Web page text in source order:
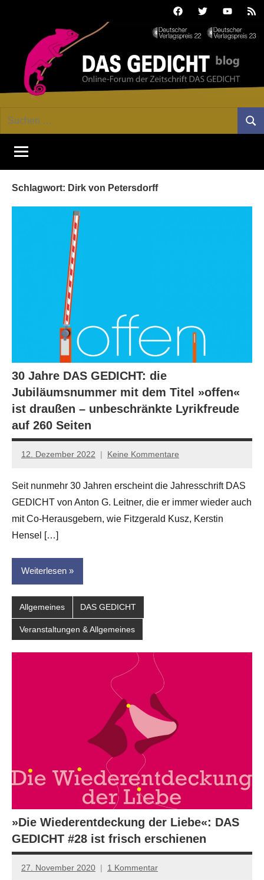
FacebookTwitterYoutube
GEDICHT
blog
Forum
von
DAS
Suchen
Schlagwort: Dirk von Petersdorff
30 Jahre DAS GEDICHT: die
Jubiläumsnummer mit dem Titel »offen«
ist draußen – unbeschränkte Lyrikfreude
auf 260 Seiten
12. Dezember 2022
Jan-
Hornauer
für
dasgedichtblog
Keine Kommentare
Seit nunmehr 30 Jahren erscheint die Jahresschrift DAS
GEDICHT von Anton G. Leitner, die er immer wieder auch
mit Co-Herausgebern, wie Fitzgerald Kusz, Kerstin
Hensel […]
Weiterlesen
Allgemeines DAS GEDICHT
Veranstaltungen & Allgemeines
»Die Wiederentdeckung der Liebe«: DAS
GEDICHT #28 ist frisch erschienen
27. November 2020
Jan-
1 Kommentar